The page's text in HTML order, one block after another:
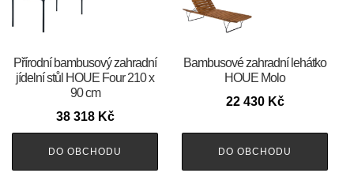
Přírodní bambusový zahradní
jídelní stůl HOUE Four 210 x
90 cm
38 318 Kč
DO OBCHODU
Bambusové zahradní lehátko
HOUE Molo
22 430 Kč
DO OBCHODU